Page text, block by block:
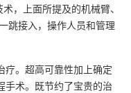
，上面所提及的机械臂、
跳接入，操作人员和管理
疗。超高可靠性加上确定
手术。既节约了宝贵的治